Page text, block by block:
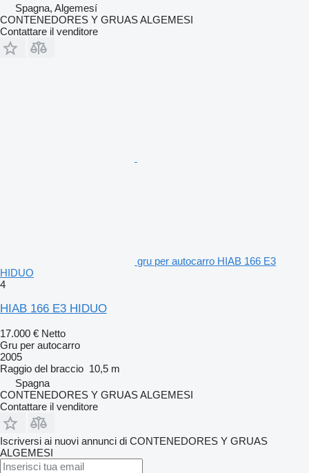
Spagna, Algemesí
CONTENEDORES Y GRUAS ALGEMESI
Contattare il venditore
gru per autocarro HIAB 166 E3
HIDUO
4
HIAB 166 E3 HIDUO
17.000 € Netto
Gru per autocarro
2005
Raggio del braccio 10,5 m
Spagna
CONTENEDORES Y GRUAS ALGEMESI
Contattare il venditore
Iscriversi ai nuovi annunci di CONTENEDORES Y GRUAS
ALGEMESI